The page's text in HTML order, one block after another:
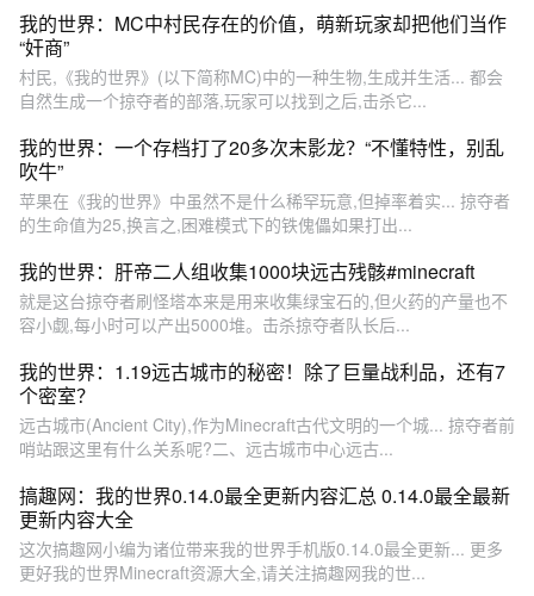
我的世界：MC中村民存在的价值，萌新玩家却把他们当作
“奸商”
村民,《我的世界》(以下简称MC)中的一种生物,生成并生活... 都会
自然生成一个掠夺者的部落,玩家可以找到之后,击杀它...
我的世界：一个存档打了20多次末影龙？“不懂特性，别乱
吹牛”
苹果在《我的世界》中虽然不是什么稀罕玩意,但掉率着实... 掠夺者
的生命值为25,换言之,困难模式下的铁傀儡如果打出...
我的世界：肝帝二人组收集1000块远古残骸#minecraft
就是这台掠夺者刷怪塔本来是用来收集绿宝石的,但火药的产量也不
容小觑,每小时可以产出5000堆。击杀掠夺者队长后...
我的世界：1.19远古城市的秘密！除了巨量战利品，还有7
个密室？
远古城市(Ancient City),作为Minecraft古代文明的一个城... 掠夺者前
哨站跟这里有什么关系呢?二、远古城市中心远古...
搞趣网：我的世界0.14.0最全更新内容汇总 0.14.0最全最新
更新内容大全
这次搞趣网小编为诸位带来我的世界手机版0.14.0最全更新... 更多
更好我的世界Minecraft资源大全,请关注搞趣网我的世...